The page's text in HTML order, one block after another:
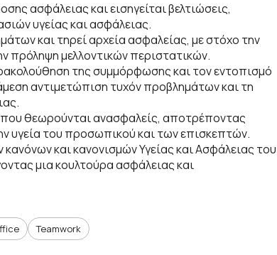
ασφάλειας και εισηγείται βελτιώσεις,
υγείας και ασφάλειας.
και τηρεί αρχεία ασφαλείας, με στόχο την
πρόληψη μελλοντικών περιστατικών.
της συμμόρφωσης και τον εντοπισμό
αντιμετώπιση τυχόν προβλημάτων και τη
που θεωρούνται ανασφαλείς, αποτρέποντας
υγεία του προσωπικού και των επισκεπτών.
και κανονισμών Υγείας και Ασφάλειας του
μια κουλτούρα ασφάλειας και
Teamwork